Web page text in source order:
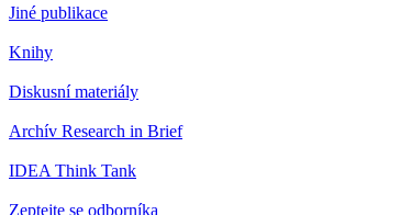
Jiné publikace
Knihy
Diskusní materiály
Archív Research in Brief
IDEA Think Tank
Zeptejte se odborníka